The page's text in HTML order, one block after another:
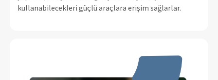
kullanabilecekleri güçlü araçlara erişim sağlarlar.